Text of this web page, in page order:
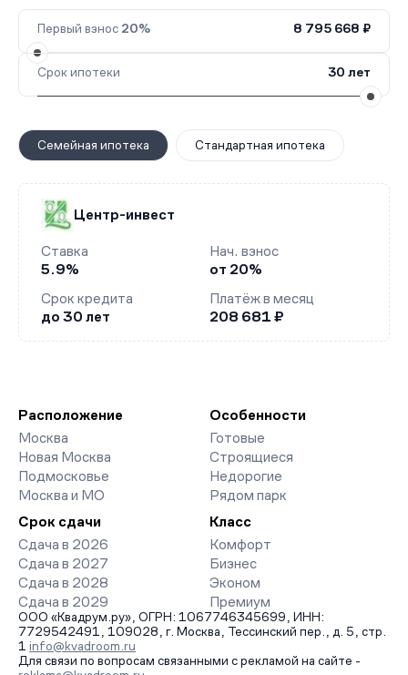
Первый взнос 20% 8 795 668 ₽
Срок ипотеки 30 лет
Семейная ипотека Стандартная ипотека
Центр-инвест
Ставка
5.9%
Нач. взнос
от 20%
Срок кредита
до 30 лет
Платёж в месяц
208 681 ₽
Расположение
Москва
Новая Москва
Подмосковье
Москва и МО
Особенности
Готовые
Строящиеся
Недорогие
Рядом парк
Срок сдачи
Сдача в 2026
Сдача в 2027
Сдача в 2028
Сдача в 2029
Класс
Комфорт
Бизнес
Эконом
Премиум
ООО «Квадрум.ру», ОГРН: 1067746345699, ИНН:
7729542491, 109028, г. Москва, Тессинский пер., д. 5, стр.
1 info@kvadroom.ru
Для связи по вопросам связанными с рекламой на сайте -